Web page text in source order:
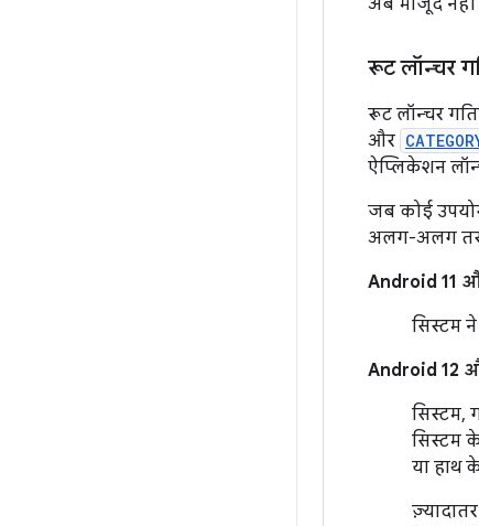
अब मौजूद नहीं
रूट लॉन्चर
रूट लॉन्चर
और
ऐप्लिकेशन
जब कोई
अलग-अलग
Android 11
सिस्टम ने
Android 12
सिस्टम,
सिस्टम
या हाथ